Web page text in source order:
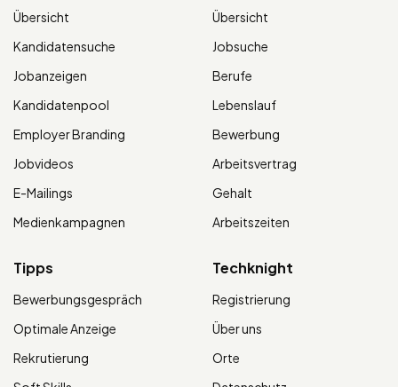
Übersicht
Kandidatensuche
Jobanzeigen
Kandidatenpool
Employer Branding
Jobvideos
E-Mailings
Medienkampagnen
Übersicht
Jobsuche
Berufe
Lebenslauf
Bewerbung
Arbeitsvertrag
Gehalt
Arbeitszeiten
Tipps
Bewerbungsgespräch
Optimale Anzeige
Rekrutierung
Techknight
Registrierung
Über uns
Orte